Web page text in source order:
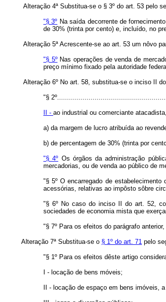
Alteração 4ª Substitua-se o § 3º do art. 53 pelo
"§ 3º Na saída decorrente de
de 30% (trinta por cento) e, incluído, no
Alteração 5ª Acrescente-se ao art. 53 um nôvo
"§ 5ºNas operações de venda de
preço mínimo fixado pela autoridade
Alteração 6º No art. 58, substitua-se o inciso II
"§
II - ao industrial ou comerciante
a) da margem de lucro atribuída ao
b) de percentagem de 30% (trinta por
"§ 4º Os órgãos da administração
mercadorias, ou de venda ao público de
"§ 5º O encarregado de
acessórias, relativas ao impôsto sôbre
"§ 6º No caso do inciso II do art. 52,
sociedades de economia mista que
"§ 7º Para os efeitos do parágrafo
Alteração 7ª Substitua-se o § 1º do art. 71 pelo
"§ 1º Para os efeitos dêste artigo
I - locação de bens móveis;
II - locação de espaço em bens imóveis,